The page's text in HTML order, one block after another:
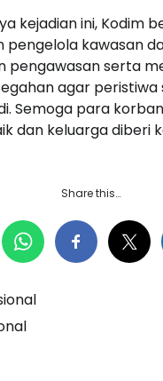
kejadian ini, Kodim
pengelola kawasan
pengawasan serta
agar peristiwa
Semoga para
dan keluarga diberi
Share this…